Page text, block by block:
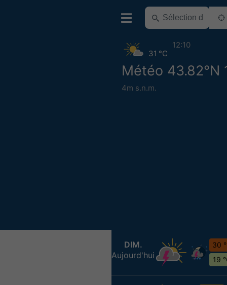
Météo 43.82°N
4m s.n.m.
31 °C
12:10
DIM.
Aujourd'hui
30
19